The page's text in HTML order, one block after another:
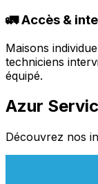
🚛 Accès &
Maisons
techniciens
équipé.
Azur
Découvrez nos